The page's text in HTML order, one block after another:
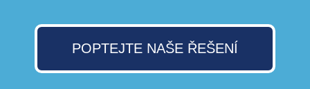
POPTEJTE NAŠE ŘEŠENÍ